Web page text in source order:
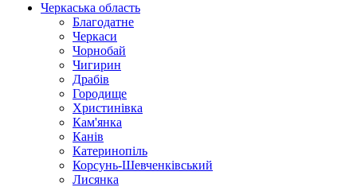
Черкаська область
Благодатне
Черкаси
Чорнобай
Чигирин
Драбів
Городище
Христинівка
Кам'янка
Канів
Катеринопіль
Корсунь-Шевченківський
Лисянка